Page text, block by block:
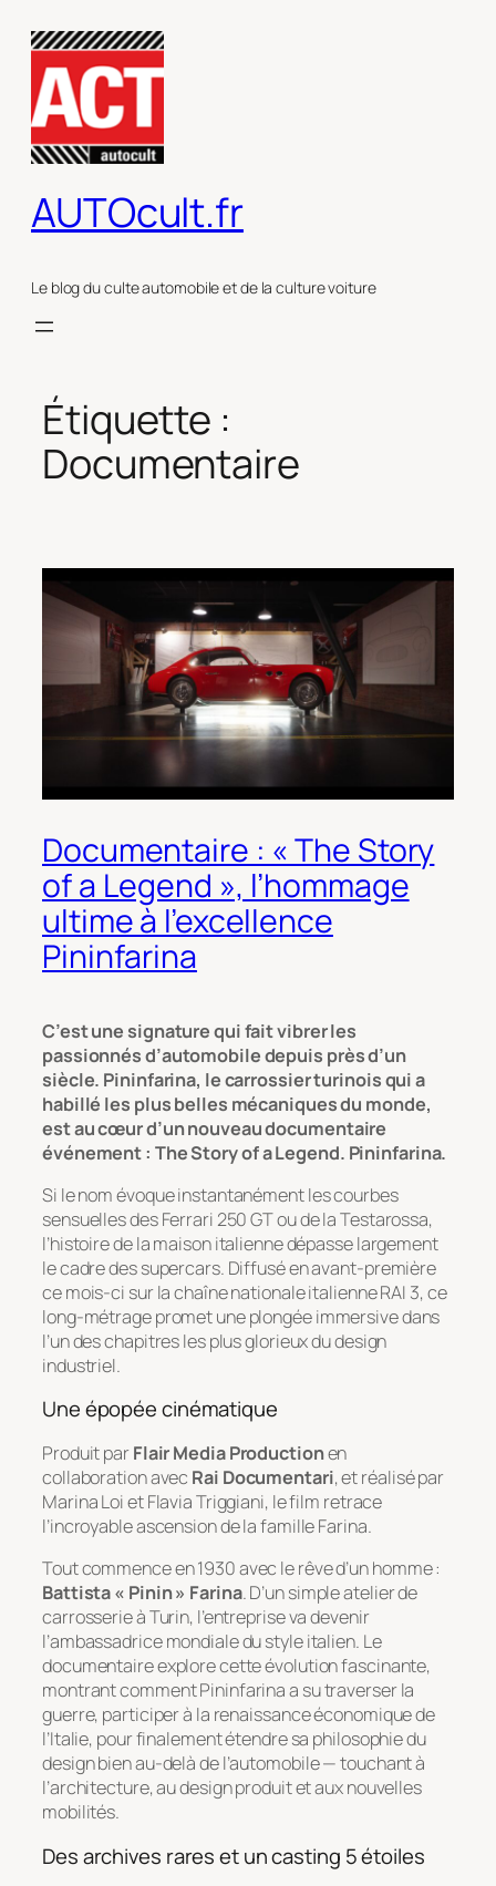
contenu
AUTOcult.fr
Le blog du culte automobile et de la culture voiture
Étiquette :
Documentaire
Documentaire : « The Story
of a Legend », l’hommage
ultime à l’excellence
Pininfarina
C’est une signature qui fait vibrer les
passionnés d’automobile depuis près d’un
siècle. Pininfarina, le carrossier turinois qui a
habillé les plus belles mécaniques du monde,
est au cœur d’un nouveau documentaire
événement : The Story of a Legend. Pininfarina.
Si le nom évoque instantanément les courbes
sensuelles des Ferrari 250 GT ou de la Testarossa,
l’histoire de la maison italienne dépasse largement
le cadre des supercars. Diffusé en avant-première
ce mois-ci sur la chaîne nationale italienne RAI 3, ce
long-métrage promet une plongée immersive dans
l’un des chapitres les plus glorieux du design
industriel.
Une épopée cinématique
Produit parFlair Media Productionen
collaboration avec Rai Documentari, et réalisé par
Marina Loi et Flavia Triggiani, le film retrace
l’incroyable ascension de la famille Farina.
Tout commence en 1930 avec le rêve d’un homme :
Battista « Pinin » Farina. D’un simple atelier de
carrosserie à Turin, l’entreprise va devenir
l’ambassadrice mondiale du style italien. Le
documentaire explore cette évolution fascinante,
montrant comment Pininfarina a su traverser la
guerre, participer à la renaissance économique de
l’Italie, pour finalement étendre sa philosophie du
design bien au-delà de l’automobile — touchant à
l’architecture, au design produit et aux nouvelles
mobilités.
Des archives rares et un casting 5 étoiles